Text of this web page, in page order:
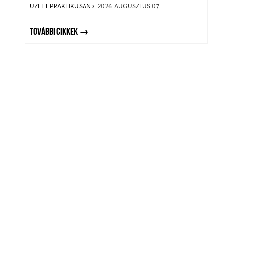
ÜZLET PRAKTIKUSAN 2026. AUGUSZTUS 07.
TOVÁBBI CIKKEK